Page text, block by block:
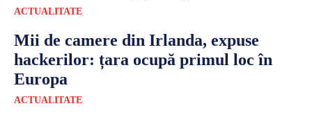
ACTUALITATE
Mii de camere din Irlanda, expuse
hackerilor: țara ocupă primul loc în
Europa
ACTUALITATE